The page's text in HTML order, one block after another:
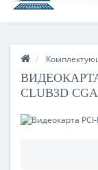
ВИДЕОКАРТА
CLUB3D